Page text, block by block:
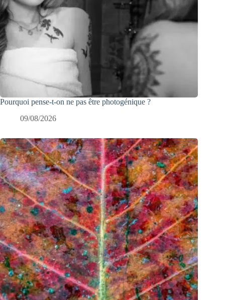
Pourquoi pense-t-on ne pas être photogénique ?
09/08/2026